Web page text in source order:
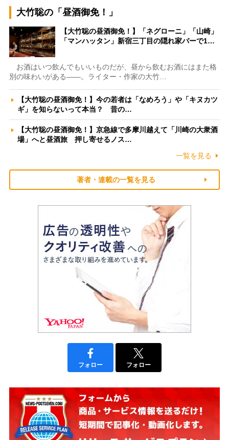
大竹聡の「昼酒御免！」
【大竹聡の昼酒御免！】「ネグローニ」「山崎」
「マンハッタン」新宿三丁目の隠れ家バーで1…
お酒はいつ飲んでもいいものだが、昼から飲むお酒にはまた格
別の味わいがある――。ライター・作家の大竹…
【大竹聡の昼酒御免！】今の若者は「なめろう」や「キヌカツ
ギ」を知らないって本当？ 昔の…
【大竹聡の昼酒御免！】京急線で多摩川越えて「川崎の大衆酒
場」へと昼酒旅 押し寄せるノス…
一覧を見る
著者・連載の一覧を見る
フォロー フォロー